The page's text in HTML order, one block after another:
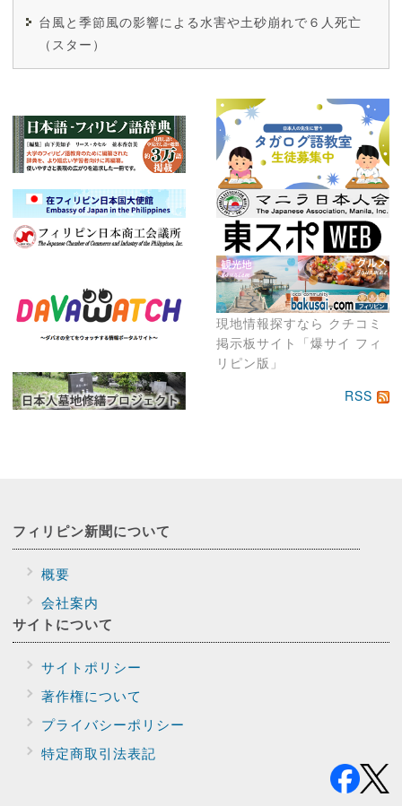
現地情報探すなら クチコミ
掲示板サイト「爆サイ フィ
リピン版」
台風と季節風の影響による水害や土砂崩れで６人死亡
（スター）
RSS
フィリピン新聞について
概要
会社案内
サイトについて
サイトポリシー
著作権について
プライバシーポリシー
特定商取引法表記